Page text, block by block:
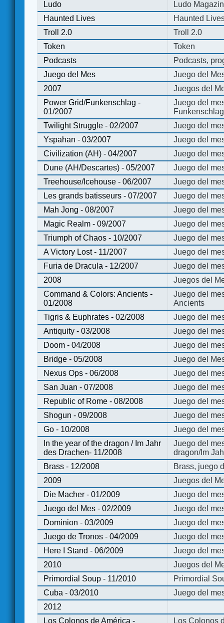
Ludo
Ludo
Haunted Lives
Haunted
Troll 2.0
Troll 2.0
Token
Token
Podcasts
Podcasts,
Juego del Mes
Juego del
2007
Juegos del
Power Grid/Funkenschlag -
01/2007
Juego del
Twilight Struggle - 02/2007
Juego del
Yspahan - 03/2007
Juego del
Civilization (AH) - 04/2007
Juego del
Dune (AH/Descartes) - 05/2007
Juego del
Treehouse/Icehouse - 06/2007
Juego del
Les grands batisseurs - 07/2007
Juego del
Mah Jong - 08/2007
Juego del
Magic Realm - 09/2007
Juego del
Triumph of Chaos - 10/2007
Juego del
A Victory Lost - 11/2007
Juego del
Furia de Dracula - 12/2007
Juego del
2008
Juegos del
Command & Colors: Ancients -
01/2008
Juego del
Ancients
Tigris & Euphrates - 02/2008
Juego del
Antiquity - 03/2008
Juego del
Doom - 04/2008
Juego del
Bridge - 05/2008
Juego del
Nexus Ops - 06/2008
Juego del
San Juan - 07/2008
Juego del
Republic of Rome - 08/2008
Juego del
Shogun - 09/2008
Juego del
Go - 10/2008
Juego del
In the year of the dragon / Im Jahr
des Drachen- 11/2008
Juego del
dragon/Im
Brass - 12/2008
Brass, juego
2009
Juegos del
Die Macher - 01/2009
Juego del
Juego del Mes - 02/2009
Juego del
Dominion - 03/2009
Juego del
Juego de Tronos - 04/2009
Juego del
Here I Stand - 06/2009
Juego del
2010
Juegos del
Primordial Soup - 11/2010
Primordial
Cuba - 03/2010
Juego del
2012
Los Colonos de América -
Los Colonos